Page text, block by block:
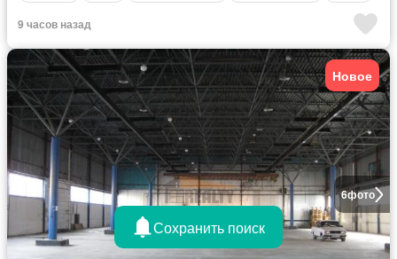
9 часов назад
6фото
Новое
Сохранить поиск